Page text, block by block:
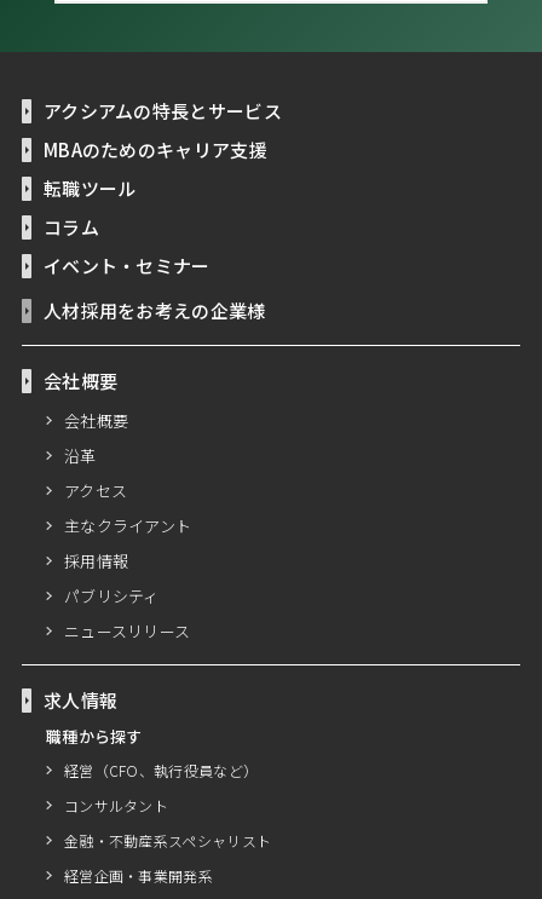
アクシアムの特長とサービス
MBAのためのキャリア支援
転職ツール
コラム
イベント・セミナー
人材採用をお考えの企業様
会社概要
会社概要
沿革
アクセス
主なクライアント
採用情報
パブリシティ
ニュースリリース
求人情報
職種から探す
経営（CFO、執行役員など）
コンサルタント
金融・不動産系スペシャリスト
経営企画・事業開発系